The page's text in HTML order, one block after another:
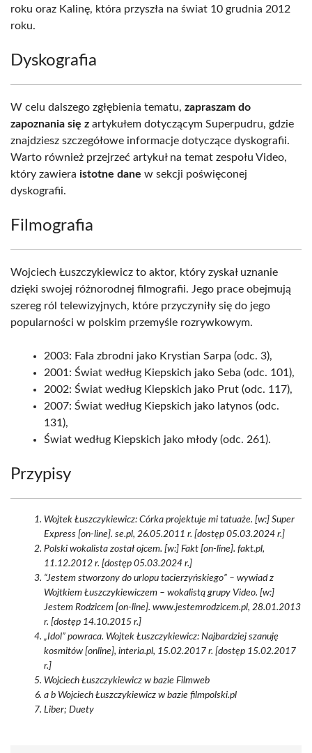
roku oraz Kalinę, która przyszła na świat 10 grudnia 2012
roku.
Dyskografia
W celu dalszego zgłębienia tematu, zapraszam do
zapoznania się z artykułem dotyczącym Superpudru, gdzie
znajdziesz szczegółowe informacje dotyczące dyskografii.
Warto również przejrzeć artykuł na temat zespołu Video,
który zawiera istotne dane w sekcji poświęconej
dyskografii.
Filmografia
Wojciech Łuszczykiewicz to aktor, który zyskał uznanie
dzięki swojej różnorodnej filmografii. Jego prace obejmują
szereg ról telewizyjnych, które przyczyniły się do jego
popularności w polskim przemyśle rozrywkowym.
2003: Fala zbrodni jako Krystian Sarpa (odc. 3),
2001: Świat według Kiepskich jako Seba (odc. 101),
2002: Świat według Kiepskich jako Prut (odc. 117),
2007: Świat według Kiepskich jako latynos (odc.
131),
Świat według Kiepskich jako młody (odc. 261).
Przypisy
Wojtek Łuszczykiewicz: Córka projektuje mi tatuaże. [w:] Super
Express [on-line]. se.pl, 26.05.2011 r. [dostęp 05.03.2024 r.]
Polski wokalista został ojcem. [w:] Fakt [on-line]. fakt.pl,
11.12.2012 r. [dostęp 05.03.2024 r.]
“Jestem stworzony do urlopu tacierzyńskiego” – wywiad z
Wojtkiem Łuszczykiewiczem – wokalistą grupy Video. [w:]
Jestem Rodzicem [on-line]. www.jestemrodzicem.pl, 28.01.2013
r. [dostęp 14.10.2015 r.]
„Idol” powraca. Wojtek Łuszczykiewicz: Najbardziej szanuję
kosmitów [online], interia.pl, 15.02.2017 r. [dostęp 15.02.2017
r.]
Wojciech Łuszczykiewicz w bazie Filmweb
a b Wojciech Łuszczykiewicz w bazie filmpolski.pl
Liber; Duety